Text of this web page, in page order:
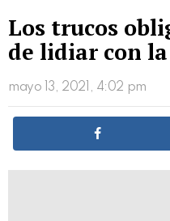
Los trucos
de lidiar con
mayo 13, 2021, 4:02 pm